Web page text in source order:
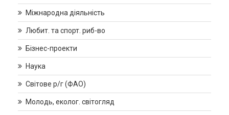
Міжнародна діяльність
Любит. та спорт. риб-во
Бізнес-проекти
Наука
Світове р/г (ФАО)
Молодь, еколог. світогляд